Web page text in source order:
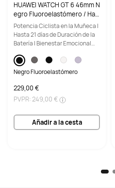
Comprar
Material
Metal Líquido a base de Circonio
con Revestimiento Duro
Cristal de zafiro
Pantalla
AMOLED de 1,5 pulgadas
HUAWEI WATCH GT 6 46mm N
egro Fluoroelastómero / Has
ta 21 Días de Duración de la B
atería / Conexión con Androi
d & iOS
Potencia Ciclista en la Muñeca |
Hasta 21 días de Duración de la
Batería | Bienestar Emocional
Negro Fluoroelastómero
229,00 €
PVPR:249,00 €
Añadir a la cesta